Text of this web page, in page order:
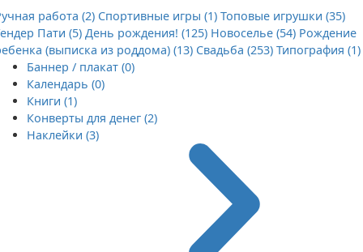
работа (2) Спортивные игры (1) Топовые игрушки (35)
Пати (5) День рождения! (125) Новоселье (54) Рождение
(выписка из роддома) (13) Свадьба (253) Типография (1)
Баннер / плакат (0)
Календарь (0)
Книги (1)
Конверты для денег (2)
Наклейки (3)